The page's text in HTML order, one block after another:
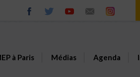
à Paris Médias Agenda